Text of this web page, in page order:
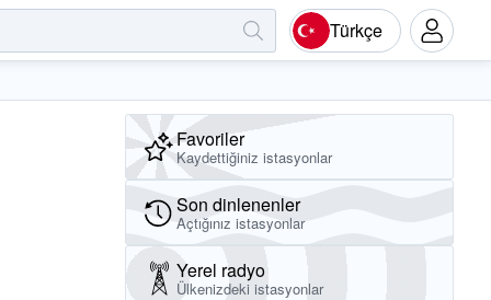
Türkçe
Favoriler
Kaydettiğiniz istasyonlar
Son dinlenenler
Açtığınız istasyonlar
Yerel radyo
Ülkenizdeki istasyonlar